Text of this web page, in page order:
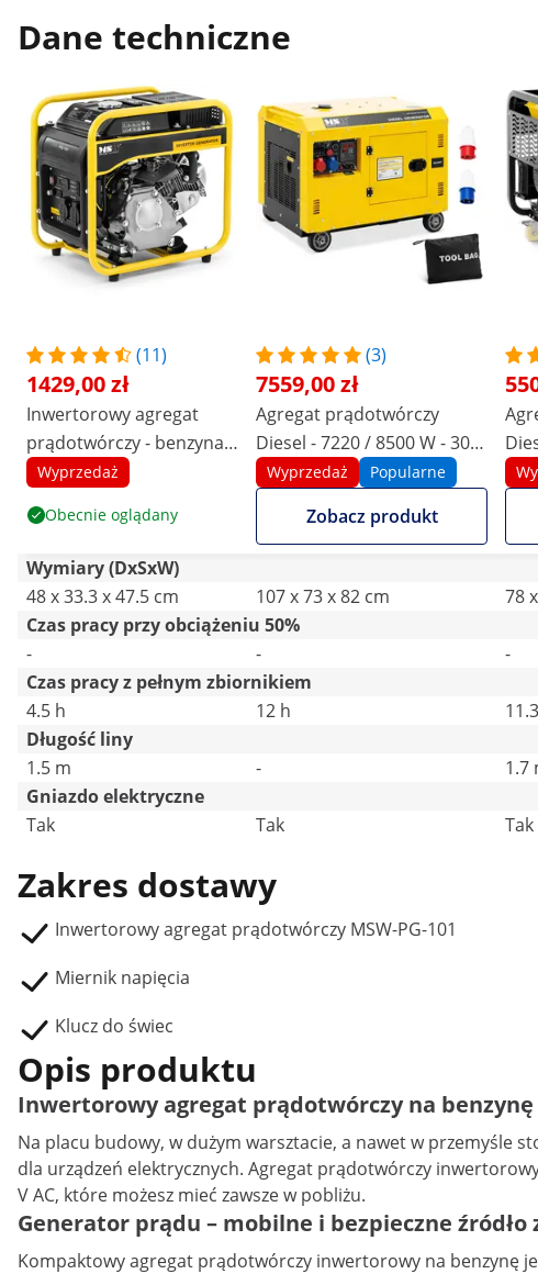
Dane techniczne
(11)
1429,00 zł
Inwertorowy agregat
prądotwórczy - benzyna -
3800 W - 230 V AC -
Wyprzedaż
Obecnie oglądany
(3)
7559,00 zł
Agregat prądotwórczy
Diesel - 7220 / 8500 W - 30 l
- 230/400 V - mobilny - AVR -
Euro 5
Wyprzedaż Popularne
Zobacz produkt
-
Wymiary (DxSxW)
48 x 33.3 x 47.5 cm
107 x 73 x 82 cm 78
Czas pracy przy obciążeniu 50%
-
- -
Czas pracy z pełnym zbiornikiem
4.5 h
12 h
Długość liny
1.5 m
- 1.7
Gniazdo elektryczne
Tak
Tak Tak
Zakres dostawy
Inwertorowy agregat prądotwórczy MSW-PG-101
Miernik napięcia
Klucz do świec
Opis produktu
Inwertorowy agregat prądotwórczy na
Na placu budowy, w dużym warsztacie, a nawet w przemyśle
dla urządzeń elektrycznych. Agregat prądotwórczy
V AC, które możesz mieć zawsze w pobliżu.
Generator prądu – mobilne i bezpieczne
Kompaktowy agregat prądotwórczy inwertorowy na benzynę